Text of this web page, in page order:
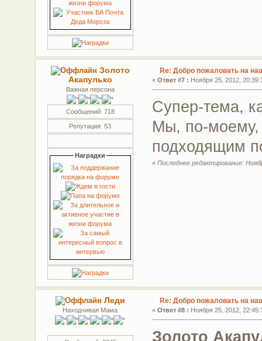
Золото
Акапулько
Важная персона
Сообщений: 718
Репутация: 53
Наградки
Re: Добро пожаловать на
«Ответ #7 : Ноября 25, 2012,
Супер-тема,
Мы, по-моему,
подходящим
«Последнее редактирование:
Леди
Находчивая Мама
Re: Добро пожаловать на
«Ответ #8 : Ноября 25, 2012,
Золото